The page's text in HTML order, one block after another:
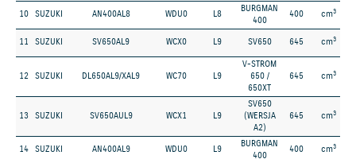
10 SUZUKI AN400AL8 WDU0 L8
BURGMAN
400
400 cm3
11 SUZUKI SV650AL9 WCX0 L9 SV650 645 cm3
12 SUZUKI DL650AL9/XAL9 WC70 L9
V-STROM
650 /
650XT
645 cm3
13 SUZUKI SV650AUL9 WCX1 L9
SV650
(WERSJA
A2)
645 cm3
14 SUZUKI AN400AL9 WDU0 L9
BURGMAN
400
400 cm3